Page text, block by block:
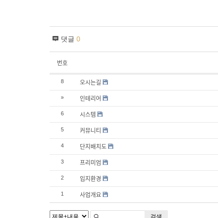
댓글 0
번호
8 오시는길
» 인테리어
6 시스템
5 커뮤니티
4 단지배치도
3 프리미엄
2 입지환경
1 사업개요
검색